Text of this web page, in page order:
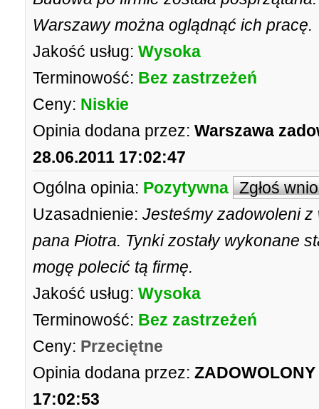
Warszawy można oglądnąć ich pracę.
Jakość usług: Wysoka
Terminowość: Bez zastrzeżeń
Ceny: Niskie
Opinia dodana przez: Warszawa
28.06.2011 17:02:47
Ogólna opinia: Pozytywna Zgłoś
Uzasadnienie: Jesteśmy zadowoleni
pana Piotra. Tynki zostały wykonane
mogę polecić tą firmę.
Jakość usług: Wysoka
Terminowość: Bez zastrzeżeń
Ceny: Przeciętne
Opinia dodana przez:
17:02:53